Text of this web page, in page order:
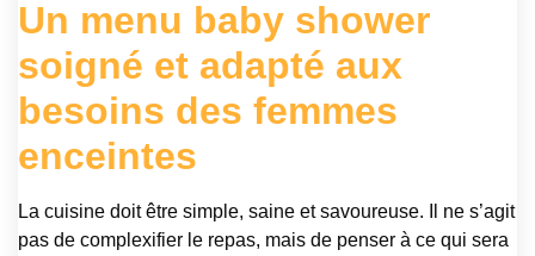
Un menu baby shower
soigné et adapté aux
besoins des femmes
enceintes
La cuisine doit être simple, saine et savoureuse. Il ne s’agit
pas de complexifier le repas, mais de penser à ce qui sera